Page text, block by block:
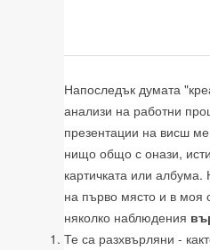
Напоследък думата
анализи на работни
презентации на висш
нищо общо с онази,
картичката или
на първо място и в моя
няколко наблюдения
Те са разхвърляни -